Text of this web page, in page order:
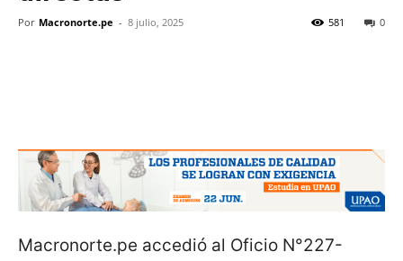
Por Macronorte.pe - 8 julio, 2025 0
581
Macronorte.pe accedió al Oficio N°227-